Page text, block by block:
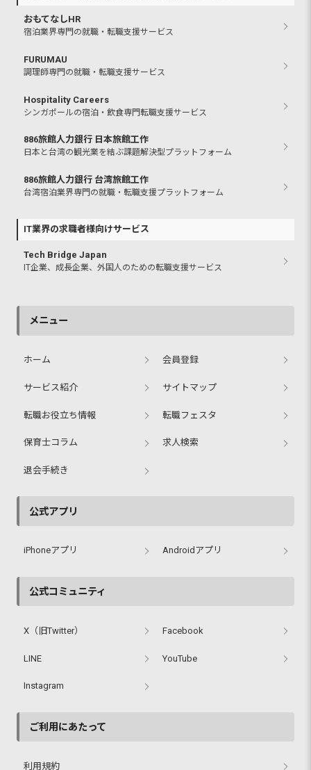
おもてなしHR
宿泊業界専門の就職・転職支援サービス
FURUMAU
調理師専門の就職・転職支援サービス
Hospitality Careers
シンガポールの宿泊・飲食専門転職支援サービス
886旅館人力銀行 日本旅館工作
日本と台湾の観光業を結ぶ課題解決型プラットフォーム
886旅館人力銀行 台湾旅館工作
台湾宿泊業界専門の就職・転職支援プラットフォーム
IT業界の求職者様向けサービス
Tech Bridge Japan
IT企業、成長企業、外国人のための転職支援サービス
メニュー
ホーム 会員登録
サービス紹介 サイトマップ
転職お役立ち情報 転職フェスタ
保育士コラム 求人検索
退会手続き
公式アプリ
iPhoneアプリ Androidアプリ
公式コミュニティ
X（旧Twitter） Facebook
LINE YouTube
Instagram
ご利用にあたって
利用規約